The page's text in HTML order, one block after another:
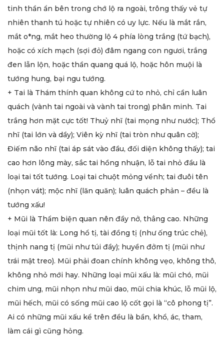
tinh thần ẩn bên trong chớ lộ ra ngoài, trông thấy vẻ tự
nhiên thanh tú hoặc tự nhiên có uy lực. Nếu là mắt rắn,
mắt o*ng, mắt heo thường lộ 4 phía lòng trắng (tứ bạch),
hoặc có xích mạch (sợi đỏ) đâm ngang con ngươi, trắng
đen lẫn lộn, hoặc thần quang quá lộ, hoặc hôn muội là
tướng hung, bại ngu tướng.
+ Tai là Thám thính quan không cứ to nhỏ, chỉ cần luân
quách (vành tai ngoài và vành tai trong) phân minh. Tai
trắng hơn mặt cực tốt! Thuỷ nhĩ (tai mọng như nước); Thổ
nhĩ (tai lớn và dầy); Viên kỳ nhĩ (tai tròn như quân cờ);
Điếm não nhĩ (tai áp sát vào đầu, đối diện không thấy); tai
cao hơn lông mày, sắc tai hồng nhuận, lỗ tai nhỏ đầu là
loại tai tốt tướng. Loại tai chuột mỏng vểnh; tai đuôi tên
(nhọn vát); mộc nhĩ (lăn quăn); luân quách phản – đều là
tướng xấu!
+ Mũi là Thẩm biện quan nên đầy nở, thẳng cao. Những
loại mũi tốt là: Long hổ tị, tài đồng tị (như ống trúc chẻ),
thịnh nang tị (mũi như túi đầy); huyền đởm tị (mũi như
trái mật treo). Mũi phải đoan chính không vẹo, không thô,
không nhỏ mới hay. Những loại mũi xấu là: mũi chó, mũi
chim ưng, mũi nhọn như mũi dao, mũi chia khúc, lỗ mũi lộ,
mũi hếch, mũi có sống mũi cao lộ cốt gọi là “cô phong tị”.
Ai có những mũi xấu kể trên đều là bần, khổ, ác, tham,
làm cái gì cũng hỏng.